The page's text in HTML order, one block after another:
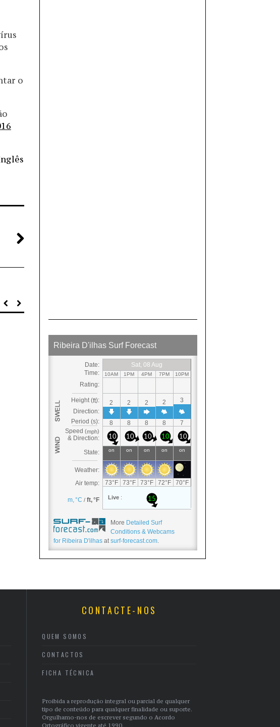
o
More Detailed Surf
Conditions & Webcams
for Ribeira D'ilhas at surf-forecast.com.
CONTACTE-NOS
QUEM SOMOS
CONTACTOS
FICHA TÉCNICA
Proibida a reprodução integral ou parcial de qualquer
tipo de conteúdo para qualquer finalidade ou suporte.
Orgulhamo-nos de escrever segundo o Acordo
Ortográfico vigente até 1990.